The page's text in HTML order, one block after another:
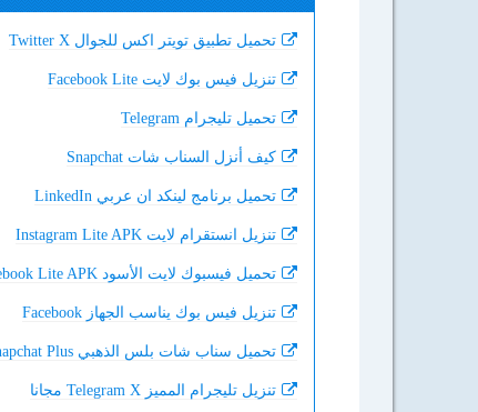
تحميل تطبيق تويتر اكس للجوال Twitter X
تنزيل فيس بوك لايت Facebook Lite
تحميل تليجرام Telegram
كيف أنزل السناب شات Snapchat
تحميل برنامج لينكد ان عربي LinkedIn
تنزيل انستقرام لايت Instagram Lite APK
تحميل فيسبوك لايت الأسود Facebook Lite APK
تنزيل فيس بوك يناسب الجهاز Facebook
تحميل سناب شات بلس الذهبي Snapchat Plus
تنزيل تليجرام المميز Telegram X مجانا